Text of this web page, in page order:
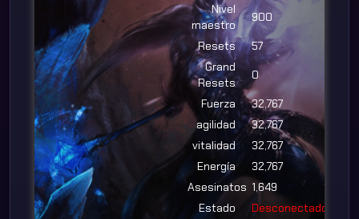
Nivel
maestro
900
Resets
57
Grand
Resets
0
Fuerza
32,767
agilidad
32,767
vitalidad
32,767
Energía
32,767
Asesinatos 1,649
Estado
Desconectado